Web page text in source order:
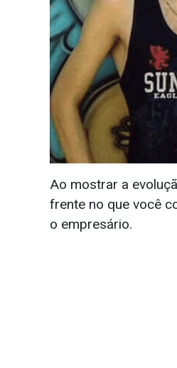
Ao mostrar a
frente no que você
o empresário.